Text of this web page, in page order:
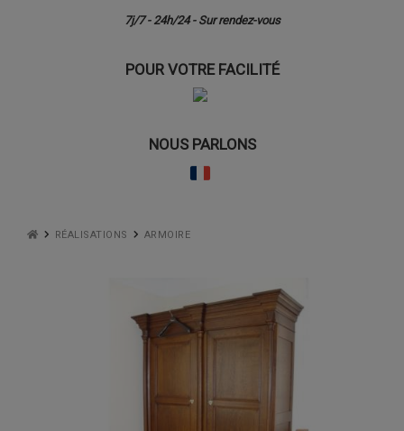
7j/7 - 24h/24 - Sur rendez-vous
POUR VOTRE FACILITÉ
NOUS PARLONS
RÉALISATIONS ARMOIRE